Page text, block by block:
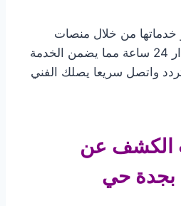
من خلال منصات
إلكترونية متاحة على مدار 24 ساعة مما يضمن الخدمة
واتصل سريعا يصلك الفني
الكشف عن
بجدة حي